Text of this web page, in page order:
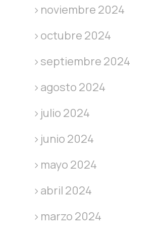
noviembre 2024
octubre 2024
septiembre 2024
agosto 2024
julio 2024
junio 2024
mayo 2024
abril 2024
marzo 2024